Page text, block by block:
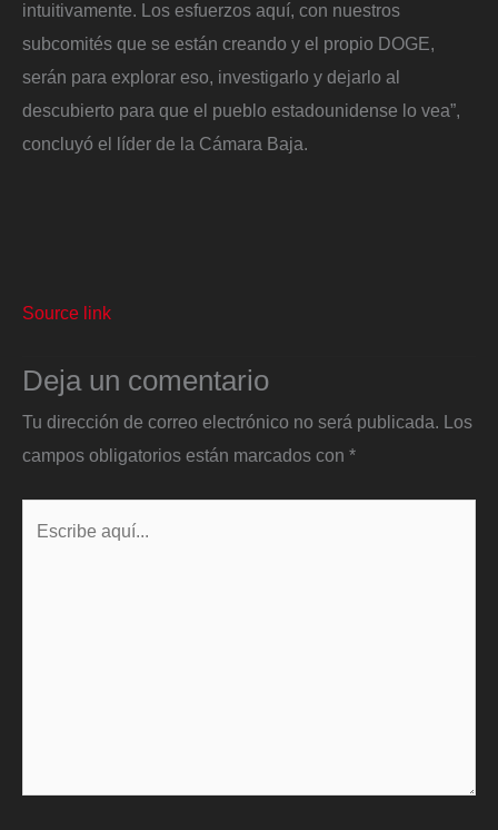
intuitivamente. Los esfuerzos aquí, con nuestros
subcomités que se están creando y el propio DOGE,
serán para explorar eso, investigarlo y dejarlo al
descubierto para que el pueblo estadounidense lo vea”,
concluyó el líder de la Cámara Baja.
Source link
Deja un comentario
Tu dirección de correo electrónico no será publicada. Los
campos obligatorios están marcados con *